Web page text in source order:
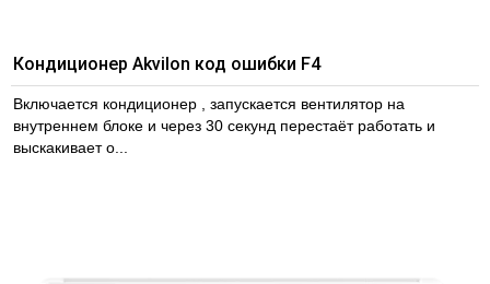
Кондиционер Akvilon код ошибки F4
Включается кондиционер , запускается вентилятор на
внутреннем блоке и через 30 секунд перестаёт работать и
выскакивает о...